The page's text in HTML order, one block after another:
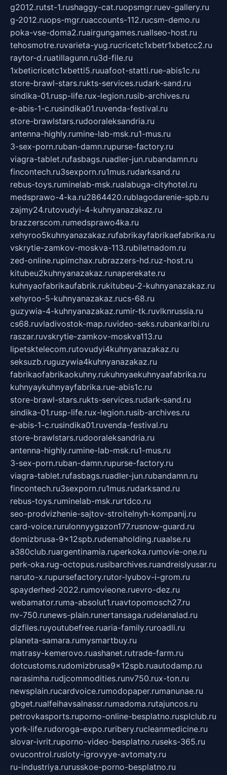
g2012.rutst-1.rushaggy-cat.ruopsmgr.ruev-gallery.ru
g-2012.ruops-mgr.ruaccounts-112.rucsm-demo.ru
poka-vse-doma2.ruairgungames.ruallseo-host.ru
tehosmotre.ruvarieta-yug.rucricetc1xbetr1xbetcc2.ru
raytor-d.ruatillagunn.ru3d-file.ru
1xbeticricetc1xbetti5.ruuafoot-statti.rue-abis1c.ru
store-brawl-stars.rukts-services.rudark-sand.ru
sindika-01.rusp-life.rux-legion.rusib-archives.ru
e-abis-1-c.rusindika01.ruvenda-festival.ru
store-brawlstars.rudooraleksandria.ru
antenna-highly.rumine-lab-msk.ru1-mus.ru
3-sex-porn.ruban-damn.rupurse-factory.ru
viagra-tablet.rufasbags.ruadler-jun.rubandamn.ru
fincontech.ru3sexporn.ru1mus.rudarksand.ru
rebus-toys.ruminelab-msk.rualabuga-cityhotel.ru
medsprawo-4-ka.ru2864420.rublagodarenie-spb.ru
zajmy24.rutovudyi-4-kuhnyanazakaz.ru
brazzerscom.rumedsprawo4ka.ru
xehyroo5kuhnyanazakaz.rufabrikayfabrikaefabrika.ru
vskrytie-zamkov-moskva-113.rubiletnadom.ru
zed-online.rupimchax.rubrazzers-hd.ruz-host.ru
kitubeu2kuhnyanazakaz.runaperekate.ru
kuhnyaofabrikaufabrik.rukitubeu-2-kuhnyanazakaz.ru
xehyroo-5-kuhnyanazakaz.rucs-68.ru
guzywia-4-kuhnyanazakaz.rumir-tk.ruvlknrussia.ru
cs68.ruvladivostok-map.ruvideo-seks.rubankaribi.ru
raszar.ruvskrytie-zamkov-moskva113.ru
lipetsktelecom.rutovudyi4kuhnyanazakaz.ru
seksuzb.ruguzywia4kuhnyanazakaz.ru
fabrikaofabrikaokuhny.rukuhnyaekuhnyaafabrika.ru
kuhnyaykuhnyayfabrika.rue-abis1c.ru
store-brawl-stars.rukts-services.rudark-sand.ru
sindika-01.rusp-life.rux-legion.rusib-archives.ru
e-abis-1-c.rusindika01.ruvenda-festival.ru
store-brawlstars.rudooraleksandria.ru
antenna-highly.rumine-lab-msk.ru1-mus.ru
3-sex-porn.ruban-damn.rupurse-factory.ru
viagra-tablet.rufasbags.ruadler-jun.rubandamn.ru
fincontech.ru3sexporn.ru1mus.rudarksand.ru
rebus-toys.ruminelab-msk.rurtdco.ru
seo-prodvizhenie-sajtov-stroitelnyh-kompanij.ru
card-voice.rurulonnyygazon177.rusnow-guard.ru
domizbrusa-9x12spb.rudemaholding.ruaalse.ru
a380club.ruargentinamia.ruperkoka.rumovie-one.ru
perk-oka.rug-octopus.rusibarchives.ruandreislyusar.ru
naruto-x.rupursefactory.rutor-lyubov-i-grom.ru
spayderhed-2022.rumovieone.ruevro-dez.ru
webamator.ruma-absolut1.ruavtopomosch27.ru
nv-750.runews-plain.runertansaga.rudelanalad.ru
dizfiles.ruyoutubefree.ruaria-family.ruroadli.ru
planeta-samara.rumysmartbuy.ru
matrasy-kemerovo.ruashanet.rutrade-farm.ru
dotcustoms.rudomizbrusa9x12spb.ruautodamp.ru
narasimha.rudjcommodities.runv750.rux-ton.ru
newsplain.rucardvoice.rumodopaper.rumanunae.ru
gbget.rualfeihavsalnassr.rumadoma.rutajuncos.ru
petrovkasports.ruporno-online-besplatno.rusplclub.ru
york-life.rudoroga-expo.ruribery.rucleanmedicine.ru
slovar-ivrit.ruporno-video-besplatno.ruseks-365.ru
ovucontrol.rusloty-igrovyye-avtomaty.ru
ru-industriya.rurusskoe-porno-besplatno.ru